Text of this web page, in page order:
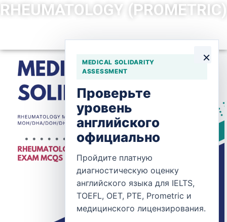
×
MEDICAL SOLIDARITY
ASSESSMENT
Проверьте
уровень
английского
официально
Пройдите платную
диагностическую оценку
английского языка для IELTS,
TOEFL, OET, PTE, Prometric и
медицинского лицензирования.
RHEUMATOLOGY (PROMETRIC)